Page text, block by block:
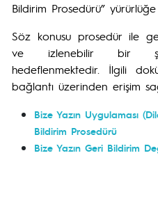
Bildirim Prosedürü” yürürlüğe
Söz konusu prosedür ile
ve izlenebilir bir
hedeflenmektedir. İlgili
bağlantı üzerinden erişim
Bize Yazın Uygulaması
Bildirim Prosedürü
Bize Yazın Geri Bildirim